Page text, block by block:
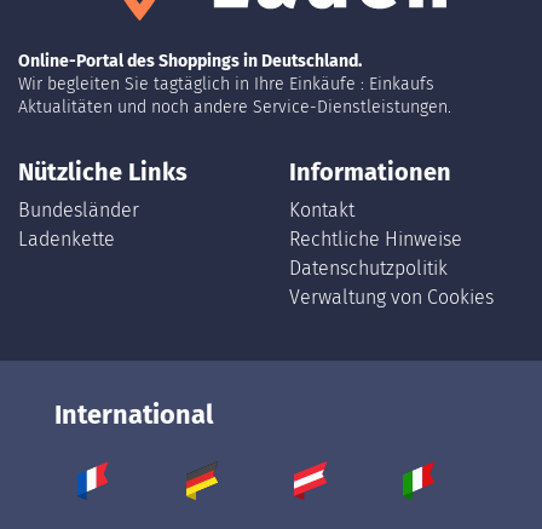
Online-Portal des Shoppings in Deutschland.
Wir begleiten Sie tagtäglich in Ihre Einkäufe : Einkaufs
Aktualitäten und noch andere Service-Dienstleistungen.
Nützliche Links
Bundesländer
Ladenkette
Informationen
Kontakt
Rechtliche Hinweise
Datenschutzpolitik
Verwaltung von Cookies
International